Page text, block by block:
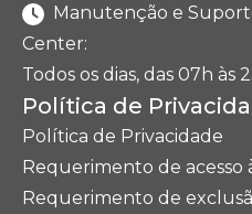
Manutenção e
Center:
Todos os dias, das 07h às
Política de
Política de Privacidade
Requerimento de acesso
Requerimento de